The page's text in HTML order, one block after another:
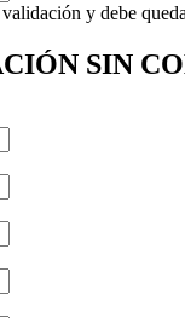
y debe
SIN